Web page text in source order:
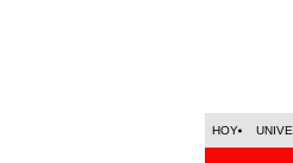
HOY